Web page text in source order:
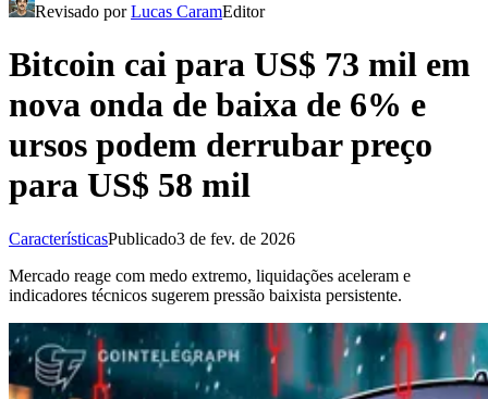
Revisado porLucas CaramEditor
Bitcoin cai para US$ 73 mil em
nova onda de baixa de 6% e
ursos podem derrubar preço
para US$ 58 mil
CaracterísticasPublicado3 de fev. de 2026
Mercado reage com medo extremo, liquidações aceleram e
indicadores técnicos sugerem pressão baixista persistente.